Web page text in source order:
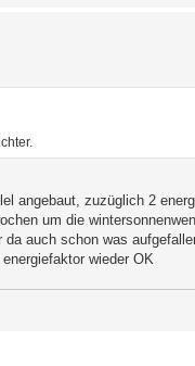
angebaut, zuzüglich 2
um die
auch schon was
wieder OK